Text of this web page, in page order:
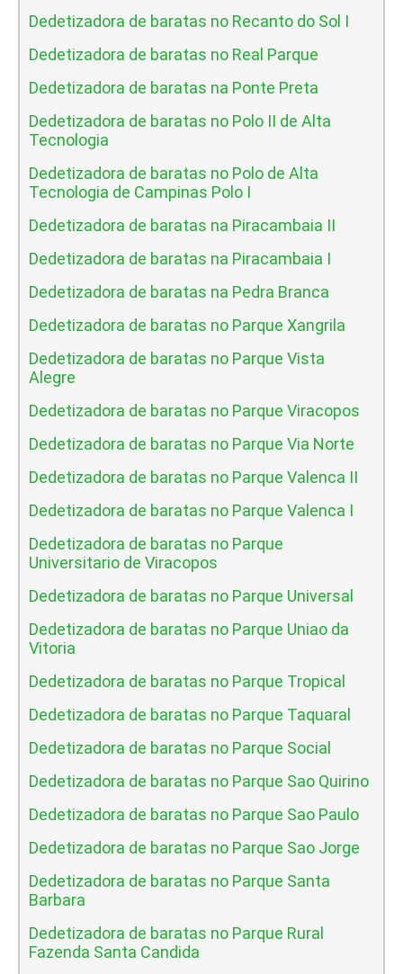
Dedetizadora de baratas no Recanto do Sol I
Dedetizadora de baratas no Real Parque
Dedetizadora de baratas na Ponte Preta
Dedetizadora de baratas no Polo II de Alta
Tecnologia
Dedetizadora de baratas no Polo de Alta
Tecnologia de Campinas Polo I
Dedetizadora de baratas na Piracambaia II
Dedetizadora de baratas na Piracambaia I
Dedetizadora de baratas na Pedra Branca
Dedetizadora de baratas no Parque Xangrila
Dedetizadora de baratas no Parque Vista
Alegre
Dedetizadora de baratas no Parque Viracopos
Dedetizadora de baratas no Parque Via Norte
Dedetizadora de baratas no Parque Valenca II
Dedetizadora de baratas no Parque Valenca I
Dedetizadora de baratas no Parque
Universitario de Viracopos
Dedetizadora de baratas no Parque Universal
Dedetizadora de baratas no Parque Uniao da
Vitoria
Dedetizadora de baratas no Parque Tropical
Dedetizadora de baratas no Parque Taquaral
Dedetizadora de baratas no Parque Social
Dedetizadora de baratas no Parque Sao Quirino
Dedetizadora de baratas no Parque Sao Paulo
Dedetizadora de baratas no Parque Sao Jorge
Dedetizadora de baratas no Parque Santa
Barbara
Dedetizadora de baratas no Parque Rural
Fazenda Santa Candida